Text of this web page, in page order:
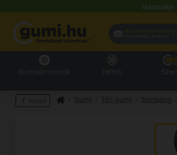
Vissza Gumi Téli gumi Nankang